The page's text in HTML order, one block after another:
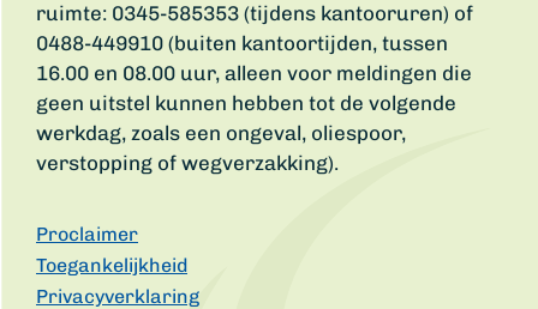
ruimte: 0345-585353 (tijdens kantooruren) of
0488-449910 (buiten kantoortijden, tussen
16.00 en 08.00 uur, alleen voor meldingen die
geen uitstel kunnen hebben tot de volgende
werkdag, zoals een ongeval, oliespoor,
verstopping of wegverzakking).
Proclaimer
Toegankelijkheid
Privacyverklaring